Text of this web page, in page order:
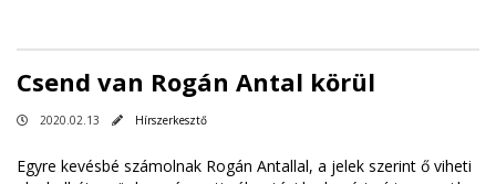
Csend van Rogán Antal körül
2020.02.13 Hírszerkesztő
Egyre kevésbé számolnak Rogán Antallal, a jelek szerint ő viheti